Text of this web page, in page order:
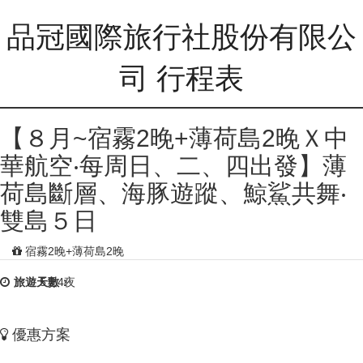
品冠國際旅行社股份有限公
司 行程表
【８月~宿霧2晚+薄荷島2晚Ｘ中
華航空‧每周日、二、四出發】薄
荷島斷層、海豚遊蹤、鯨鯊共舞‧
雙島５日
宿霧2晚+薄荷島2晚
旅遊天數：
5天4夜
優惠方案